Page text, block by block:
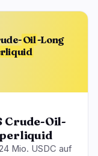
Oil-Long
Crude-Oil-
Mio. USDC auf